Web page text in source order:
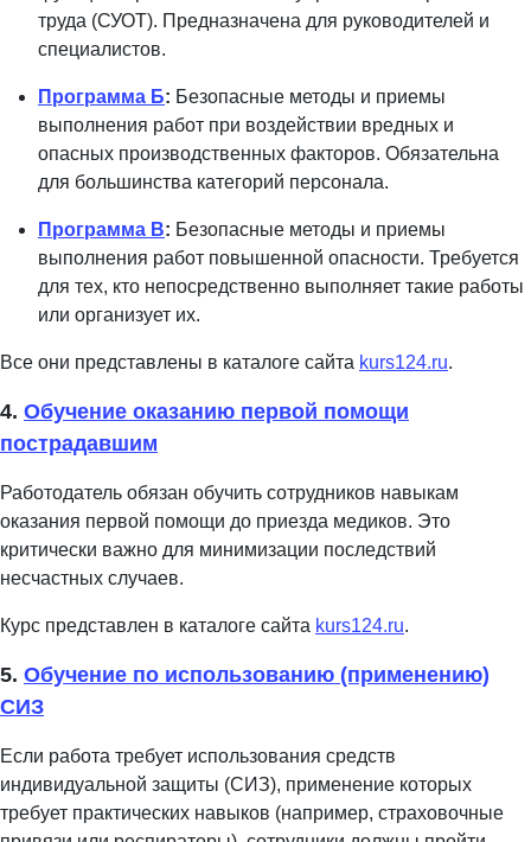
труда (СУОТ). Предназначена для руководителей и
специалистов.
Программа Б: Безопасные методы и приемы
выполнения работ при воздействии вредных и
опасных производственных факторов. Обязательна
для большинства категорий персонала.
Программа В: Безопасные методы и приемы
выполнения работ повышенной опасности. Требуется
для тех, кто непосредственно выполняет такие работы
или организует их.
Все они представлены в каталоге сайта kurs124.ru.
4. Обучение оказанию первой помощи
пострадавшим
Работодатель обязан обучить сотрудников навыкам
оказания первой помощи до приезда медиков. Это
критически важно для минимизации последствий
несчастных случаев.
Курс представлен в каталоге сайта kurs124.ru.
5. Обучение по использованию (применению)
СИЗ
Если работа требует использования средств
индивидуальной защиты (СИЗ), применение которых
требует практических навыков (например, страховочные